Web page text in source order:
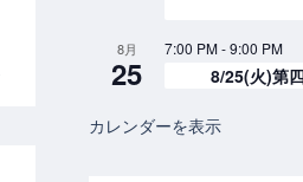
8月
25
7:00 PM-9:00 PM
8/25(火)第
カレンダーを表示